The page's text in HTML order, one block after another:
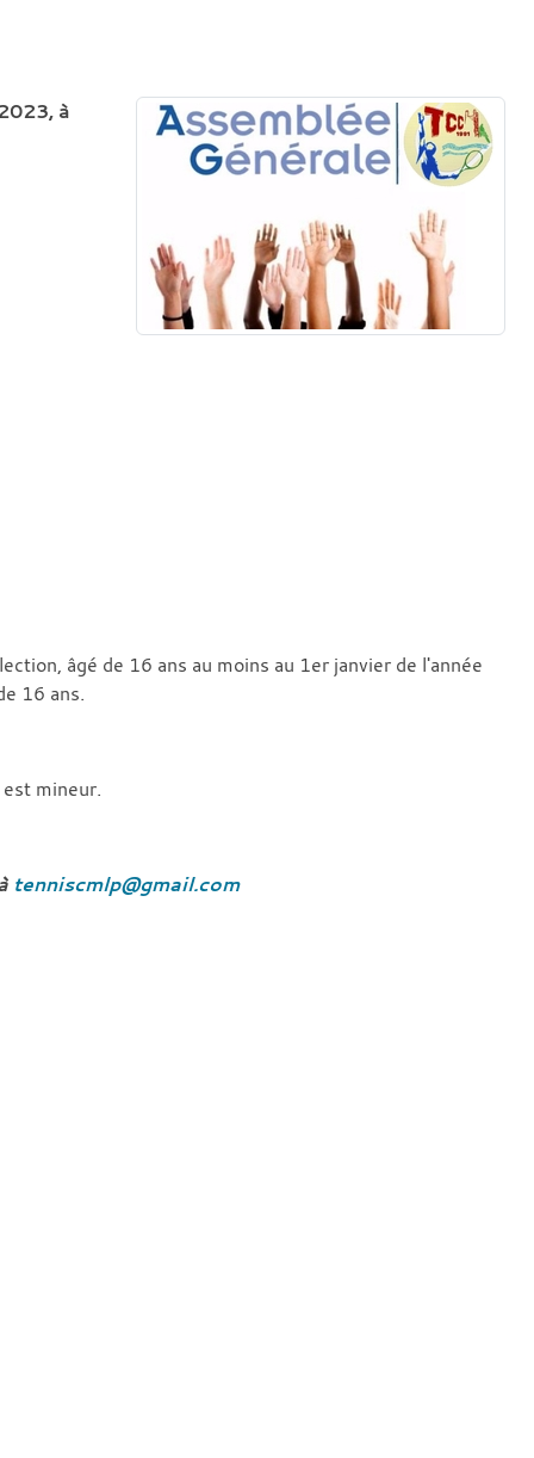
à
âgé de 16 ans au moins au 1er janvier de l'année
16 ans.
mineur.
tenniscmlp@gmail.com